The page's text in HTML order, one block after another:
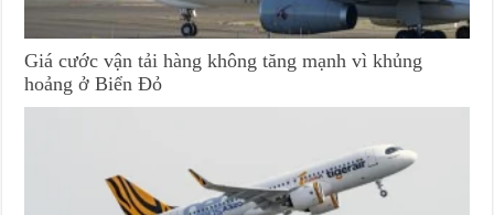
Giá cước vận tải hàng không tăng mạnh vì khủng
hoảng ở Biển Đỏ